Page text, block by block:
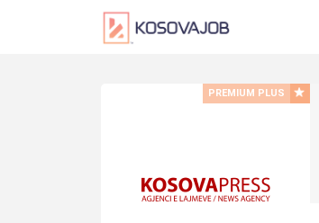
PREMIUM PLUS